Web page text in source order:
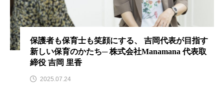
保護者も保育士も笑顔にする、 吉岡代表が目指す
新しい保育のかたち─ 株式会社Manamana 代表取
締役 吉岡 里香
2025.07.24